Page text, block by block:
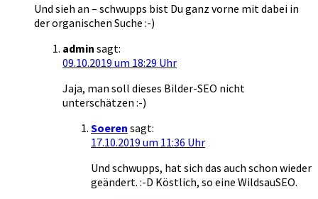
Und sieh an – schwupps bist Du ganz vorne mit dabei in
der organischen Suche :-)
admin sagt:
09.10.2019 um 18:29 Uhr
Jaja, man soll dieses Bilder-SEO nicht
unterschätzen :-)
Soeren sagt:
17.10.2019 um 11:36 Uhr
Und schwupps, hat sich das auch schon wieder
geändert. :-D Köstlich, so eine WildsauSEO.